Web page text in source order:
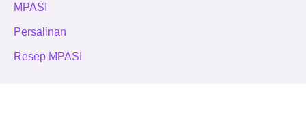
MPASI
Persalinan
Resep MPASI